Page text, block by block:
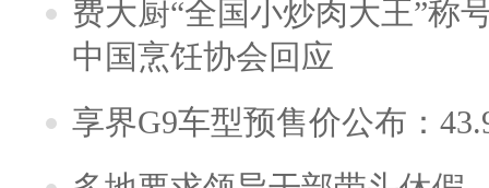
费大厨“全国小炒肉大王”称
中国烹饪协会回应
享界G9车型预售价公布：